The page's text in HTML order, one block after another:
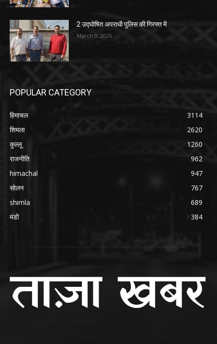
2 उद्घोषित अपराधी पुलिस की गिरफ्त में
March 9, 2026
POPULAR CATEGORY
हिमाचल
3114
शिमला
2620
कुल्लू
1260
राजनीति
962
himachal
947
सोलन
767
shimla
689
मंडी
384